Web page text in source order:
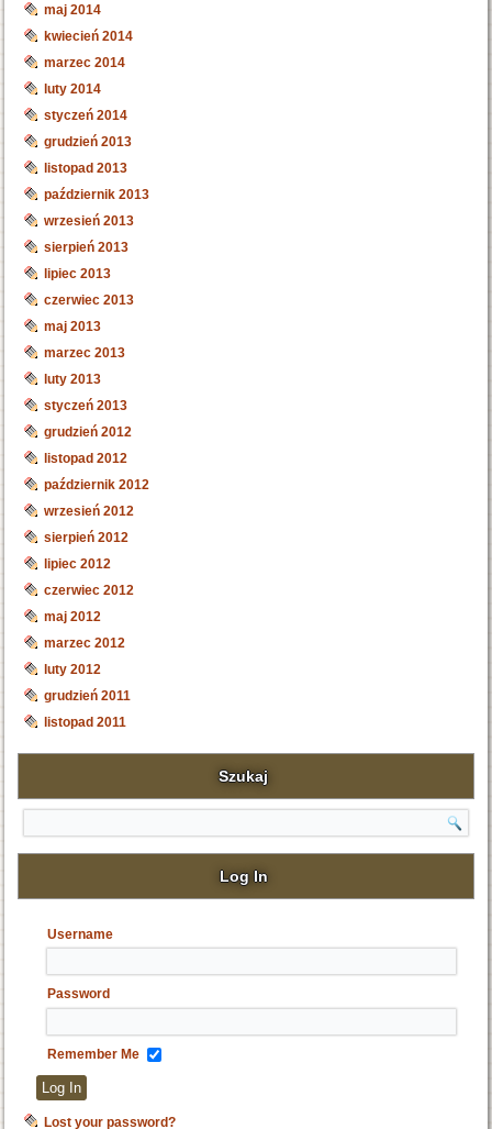
maj 2014
kwiecień 2014
marzec 2014
luty 2014
styczeń 2014
grudzień 2013
listopad 2013
październik 2013
wrzesień 2013
sierpień 2013
lipiec 2013
czerwiec 2013
maj 2013
marzec 2013
luty 2013
styczeń 2013
grudzień 2012
listopad 2012
październik 2012
wrzesień 2012
sierpień 2012
lipiec 2012
czerwiec 2012
maj 2012
marzec 2012
luty 2012
grudzień 2011
listopad 2011
Szukaj
Search
Log In
Username
Password
Remember Me
Lost your password?